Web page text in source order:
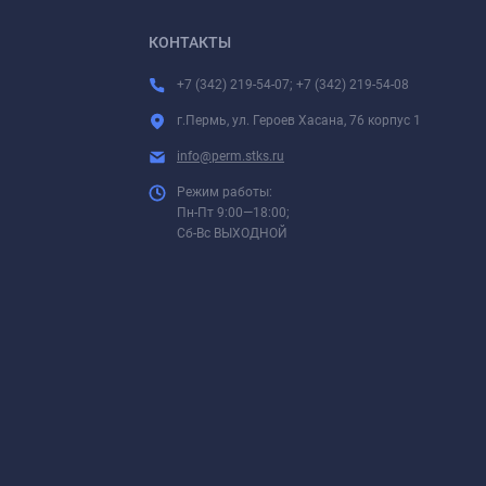
КОНТАКТЫ
+7 (342) 219-54-07; +7 (342) 219-54-08
г.Пермь, ул. Героев Хасана, 76 корпус 1
info@perm.stks.ru
Режим работы:
Пн-Пт 9:00—18:00;
Сб-Вс ВЫХОДНОЙ